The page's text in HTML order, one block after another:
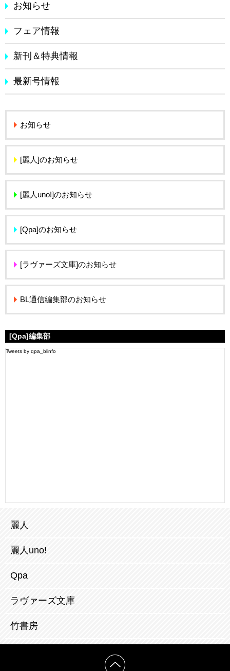
お知らせ
フェア情報
新刊＆特典情報
最新号情報
お知らせ
[麗人]のお知らせ
[麗人uno!]のお知らせ
[Qpa]のお知らせ
[ラヴァーズ文庫]のお知らせ
BL通信編集部のお知らせ
[Qpa]編集部
Tweets by qpa_blinfo
麗人
麗人uno!
Qpa
ラヴァーズ文庫
竹書房